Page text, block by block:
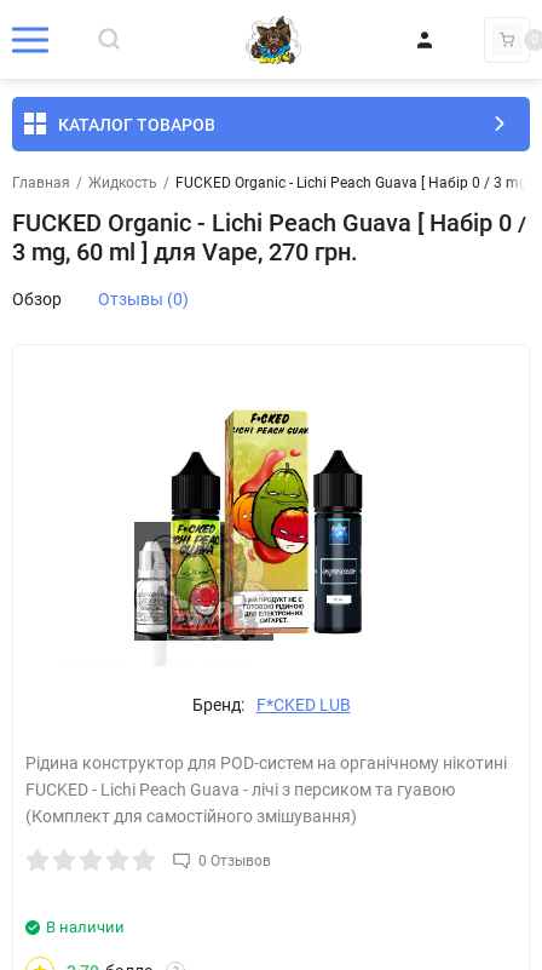
0
КАТАЛОГ ТОВАРОВ
Главная / Жидкость / FUCKED Organic - Lichi Peach Guava [ Набір 0 / 3 mg,
FUCKED Organic - Lichi Peach Guava [ Набір 0 /
3 mg, 60 ml ] для Vape, 270 грн.
Обзор Отзывы (0)
Бренд: F*CKED LUB
Рідина конструктор для POD-систем на органічному нікотині
FUCKED - Lichi Peach Guava - лічі з персиком та гуавою
(Комплект для самостійного змішування)
0 Отзывов
В наличии